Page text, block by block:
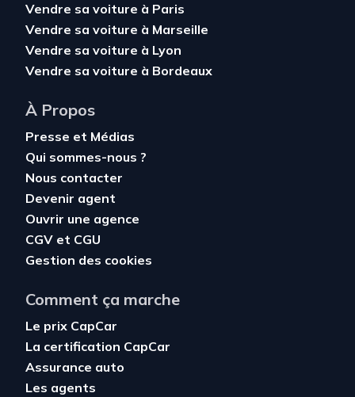
Vendre sa voiture à Paris
Vendre sa voiture à Marseille
Vendre sa voiture à Lyon
Vendre sa voiture à Bordeaux
À Propos
Presse et Médias
Qui sommes-nous ?
Nous contacter
Devenir agent
Ouvrir une agence
CGV et CGU
Gestion des cookies
Comment ça marche
Le prix CapCar
La certification CapCar
Assurance auto
Les agents